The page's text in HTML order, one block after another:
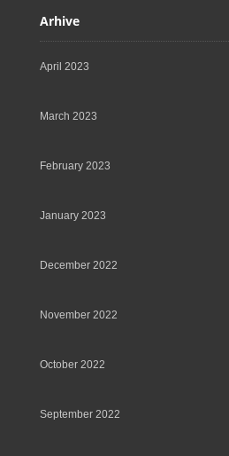
Arhive
April 2023
March 2023
February 2023
January 2023
December 2022
November 2022
October 2022
September 2022